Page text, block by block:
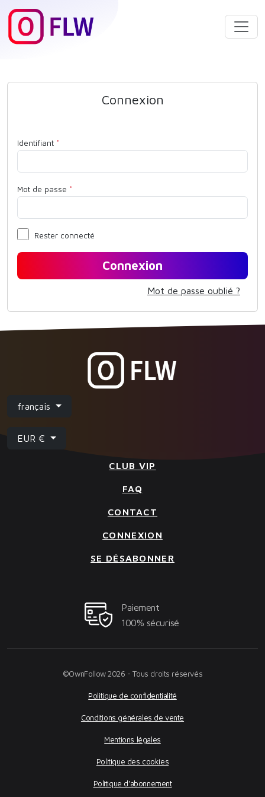
Connexion
Identifiant *
Mot de passe *
Rester connecté
Connexion
Mot de passe oublié ?
français
EUR €
CLUB VIP
FAQ
CONTACT
CONNEXION
SE DÉSABONNER
Paiement
100% sécurisé
©OwnFollow 2026 - Tous droits réservés
Politique de confidentialité
Conditions générales de vente
Mentions légales
Politique des cookies
Politique d'abonnement